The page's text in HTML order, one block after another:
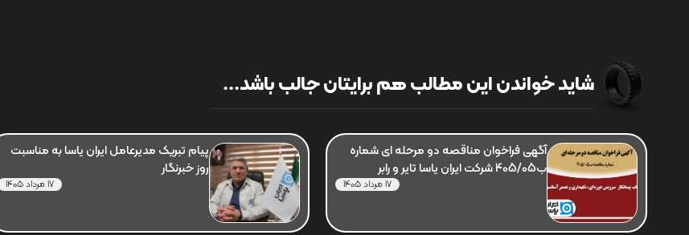
شاید خواندن این مطالب هم برایتان جالب باشد...
آگهی فراخوان مناقصه دو مرحله ای شماره
ب405/05 شرکت ایران یاسا تایر و رابر
17 مرداد 1405
پیام تبریک مدیرعامل ایران یاسا به مناسبت
روز خبرنگار
17 مرداد 1405